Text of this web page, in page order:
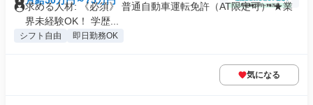
求める人材: 《必須》 普通自動車運転免許（AT限定可） ★業
界未経験OK！ 学歴...
シフト自由 即日勤務OK
気になる